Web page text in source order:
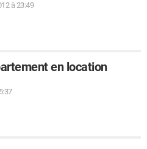
à 23:49
en location